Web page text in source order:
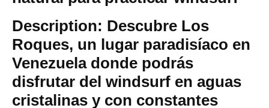
Description: Descubre Los
Roques, un lugar paradisíaco en
Venezuela donde podrás
disfrutar del windsurf en aguas
cristalinas y con constantes